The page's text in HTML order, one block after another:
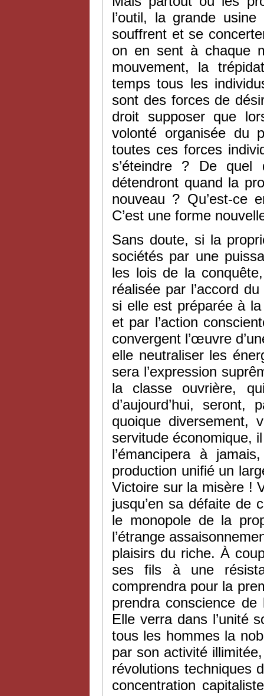
l’outil, la grande
souffrent et se
on en sent à chaque
mouvement, la
temps tous les
sont des forces de
droit supposer que
volonté organisée du
toutes ces forces
s’éteindre ? De
détendront quand la
nouveau ? Qu’est-ce
C’est une forme
Sans doute, si la
sociétés par une
les lois de la
réalisée par l’accord
si elle est préparée à
et par l’action
convergent l’œuvre
elle neutraliser les
sera l’expression
la classe ouvrière,
d’aujourd’hui, seront,
quoique diversement,
servitude économique,
l’émancipera à
production unifié un
Victoire sur la misère !
jusqu’en sa défaite de
le monopole de la
l’étrange
plaisirs du riche. À
ses fils à une
comprendra pour la
prendra conscience de
Elle verra dans l’unité
tous les hommes la
par son activité
révolutions techniques
concentration